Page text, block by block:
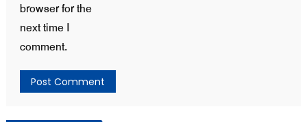
browser for the
next time I
comment.